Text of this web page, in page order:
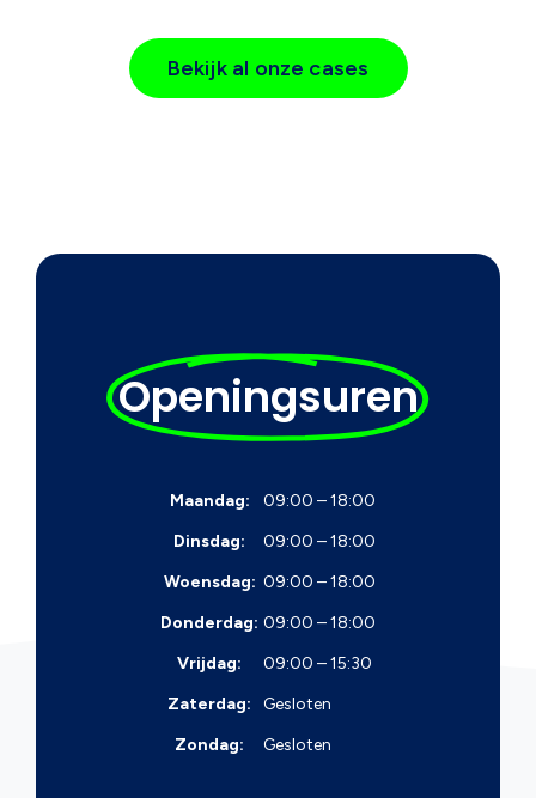
Bekijk al onze cases
Openingsuren
Maandag:
09:00 – 18:00
Dinsdag:
09:00 – 18:00
Woensdag: 09:00 – 18:00
Donderdag: 09:00 – 18:00
Vrijdag:
09:00 – 15:30
Zaterdag:
Gesloten
Zondag:
Gesloten